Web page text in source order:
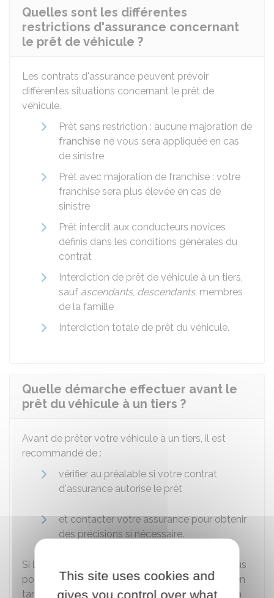
Quelles sont les différentes
restrictions d'assurance concernant
le prêt de véhicule ?
Les contrats d'assurance peuvent prévoir
différentes situations concernant le prêt de
véhicule.
Prêt sans restriction : aucune majoration de
franchise ne vous sera appliquée en cas
de sinistre
Prêt avec majoration de franchise : votre
franchise sera plus élevée en cas de
sinistre
Prêt interdit aux conducteurs novices
définis dans les conditions générales du
contrat
Interdiction de prêt de véhicule à un tiers,
sauf ascendants, descendants, membres
de la famille
Interdiction totale de prêt du véhicule.
Quelle démarche effectuer avant le
prêt du véhicule à un tiers ?
Avant de prêter votre véhicule à un tiers, il est
recommandé de :
vérifier au préalable si votre contrat
d'assurance autorise le prêt
et contacter votre assurance pour obtenir
des précisions si nécessaire.
Si le tiers n'est pas couvert par votre contrat, vous
pouvez demander à votre assureur de l'ajouter en
tant que conducteur secondaire via unavenant à
This site uses cookies and
gives you control over what